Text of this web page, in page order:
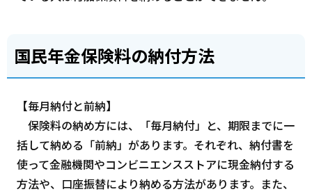
国民年金保険料の納付方法
【毎月納付と前納】
保険料の納め方には、「毎月納付」と、期限までに一
括して納める「前納」があります。それぞれ、納付書を
使って金融機関やコンビニエンスストアに現金納付する
方法や、口座振替により納める方法があります。また、